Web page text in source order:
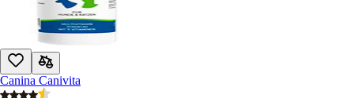
Canina Canivita